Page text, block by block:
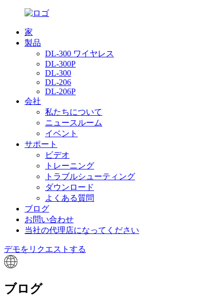
家
製品
DL-300 ワイヤレス
DL-300P
DL-300
DL-206
DL-206P
会社
私たちについて
ニュースルーム
イベント
サポート
ビデオ
トレーニング
トラブルシューティング
ダウンロード
よくある質問
ブログ
お問い合わせ
当社の代理店になってください
デモをリクエストする
ブログ